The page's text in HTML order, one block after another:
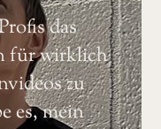
das
für wirklich
zu
es, mein